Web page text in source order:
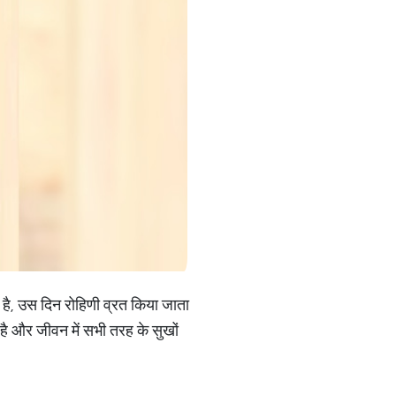
उस दिन रोहिणी व्रत किया जाता
है और जीवन में सभी तरह के सुखों